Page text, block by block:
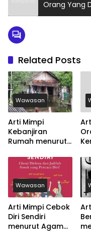
Orang Yang
Psikologi
Related Posts
Wawasan
Arti Mimpi
Kebanjiran
Rumah menurut
dan Primbon
Jawa
Wawasan
Arti Mimpi Cebok
Diri Sendiri
menurut Agama,